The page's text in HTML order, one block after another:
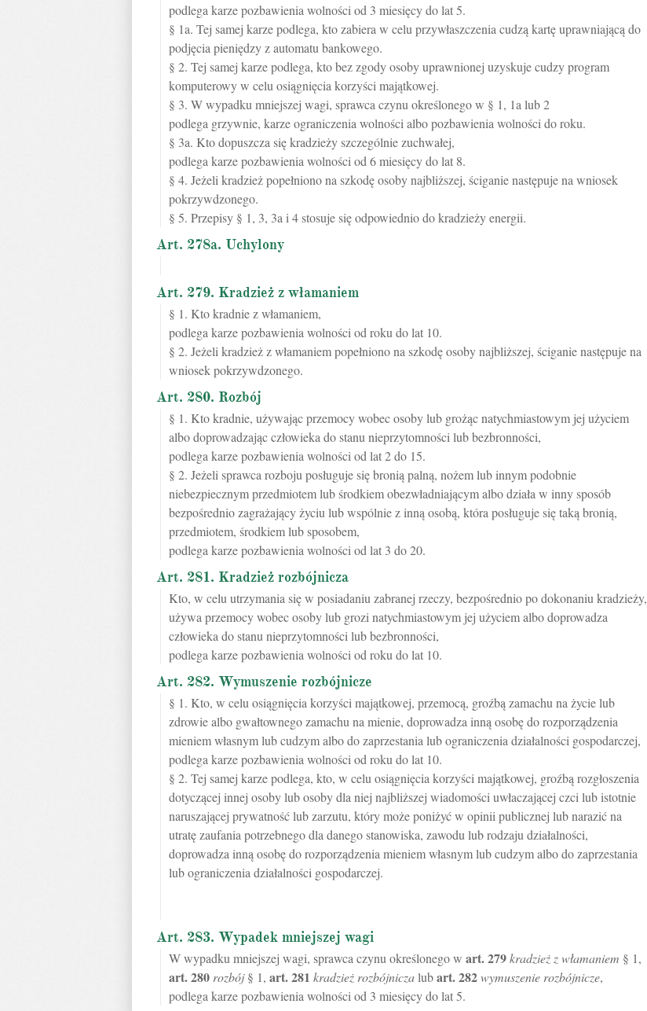
podlega karze pozbawienia wolności od 3 miesięcy do lat 5.
§ 1a. Tej samej karze podlega, kto zabiera w celu przywłaszczenia cudzą kartę uprawniającą do
podjęcia pieniędzy z automatu bankowego.
§ 2. Tej samej karze podlega, kto bez zgody osoby uprawnionej uzyskuje cudzy program
komputerowy w celu osiągnięcia korzyści majątkowej.
§ 3. W wypadku mniejszej wagi, sprawca czynu określonego w § 1, 1a lub 2
podlega grzywnie, karze ograniczenia wolności albo pozbawienia wolności do roku.
§ 3a. Kto dopuszcza się kradzieży szczególnie zuchwałej,
podlega karze pozbawienia wolności od 6 miesięcy do lat 8.
§ 4. Jeżeli kradzież popełniono na szkodę osoby najbliższej, ściganie następuje na wniosek
pokrzywdzonego.
§ 5. Przepisy § 1, 3, 3a i 4 stosuje się odpowiednio do kradzieży energii.
Art. 278a. Uchylony
Art. 279. Kradzież z włamaniem
§ 1. Kto kradnie z włamaniem,
podlega karze pozbawienia wolności od roku do lat 10.
§ 2. Jeżeli kradzież z włamaniem popełniono na szkodę osoby najbliższej, ściganie następuje na
wniosek pokrzywdzonego.
Art. 280. Rozbój
§ 1. Kto kradnie, używając przemocy wobec osoby lub grożąc natychmiastowym jej użyciem
albo doprowadzając człowieka do stanu nieprzytomności lub bezbronności,
podlega karze pozbawienia wolności od lat 2 do 15.
§ 2. Jeżeli sprawca rozboju posługuje się bronią palną, nożem lub innym podobnie
niebezpiecznym przedmiotem lub środkiem obezwładniającym albo działa w inny sposób
bezpośrednio zagrażający życiu lub wspólnie z inną osobą, która posługuje się taką bronią,
przedmiotem, środkiem lub sposobem,
podlega karze pozbawienia wolności od lat 3 do 20.
Art. 281. Kradzież rozbójnicza
Kto, w celu utrzymania się w posiadaniu zabranej rzeczy, bezpośrednio po dokonaniu kradzieży,
używa przemocy wobec osoby lub grozi natychmiastowym jej użyciem albo doprowadza
człowieka do stanu nieprzytomności lub bezbronności,
podlega karze pozbawienia wolności od roku do lat 10.
Art. 282. Wymuszenie rozbójnicze
§ 1. Kto, w celu osiągnięcia korzyści majątkowej, przemocą, groźbą zamachu na życie lub
zdrowie albo gwałtownego zamachu na mienie, doprowadza inną osobę do rozporządzenia
mieniem własnym lub cudzym albo do zaprzestania lub ograniczenia działalności gospodarczej,
podlega karze pozbawienia wolności od roku do lat 10.
§ 2. Tej samej karze podlega, kto, w celu osiągnięcia korzyści majątkowej, groźbą rozgłoszenia
dotyczącej innej osoby lub osoby dla niej najbliższej wiadomości uwłaczającej czci lub istotnie
naruszającej prywatność lub zarzutu, który może poniżyć w opinii publicznej lub narazić na
utratę zaufania potrzebnego dla danego stanowiska, zawodu lub rodzaju działalności,
doprowadza inną osobę do rozporządzenia mieniem własnym lub cudzym albo do zaprzestania
lub ograniczenia działalności gospodarczej.
Art. 283. Wypadek mniejszej wagi
W wypadku mniejszej wagi, sprawca czynu określonego w art.279kradzież z włamaniem § 1,
art.280 rozbój§ 1, art.281 kradzież rozbójniczalubart.282wymuszenie rozbójnicze,
podlega karze pozbawienia wolności od 3 miesięcy do lat 5.